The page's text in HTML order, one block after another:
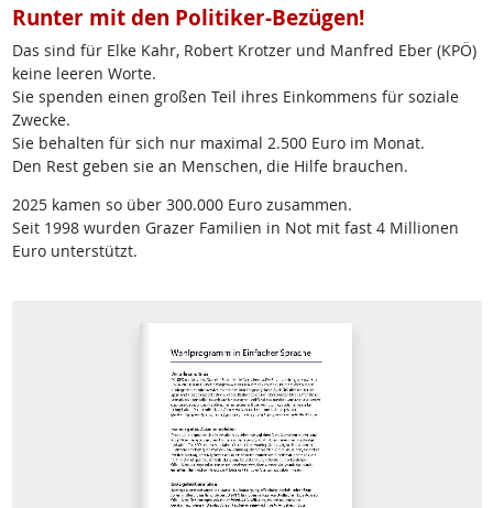
Runter mit den Politiker-Bezügen!
Das sind für Elke Kahr, Robert Krotzer und Manfred Eber (KPÖ)
keine leeren Worte.
Sie spenden einen großen Teil ihres Einkommens für soziale
Zwecke.
Sie behalten für sich nur maximal 2.500 Euro im Monat.
Den Rest geben sie an Menschen, die Hilfe brauchen.
2025 kamen so über 300.000 Euro zusammen.
Seit 1998 wurden Grazer Familien in Not mit fast 4 Millionen
Euro unterstützt.